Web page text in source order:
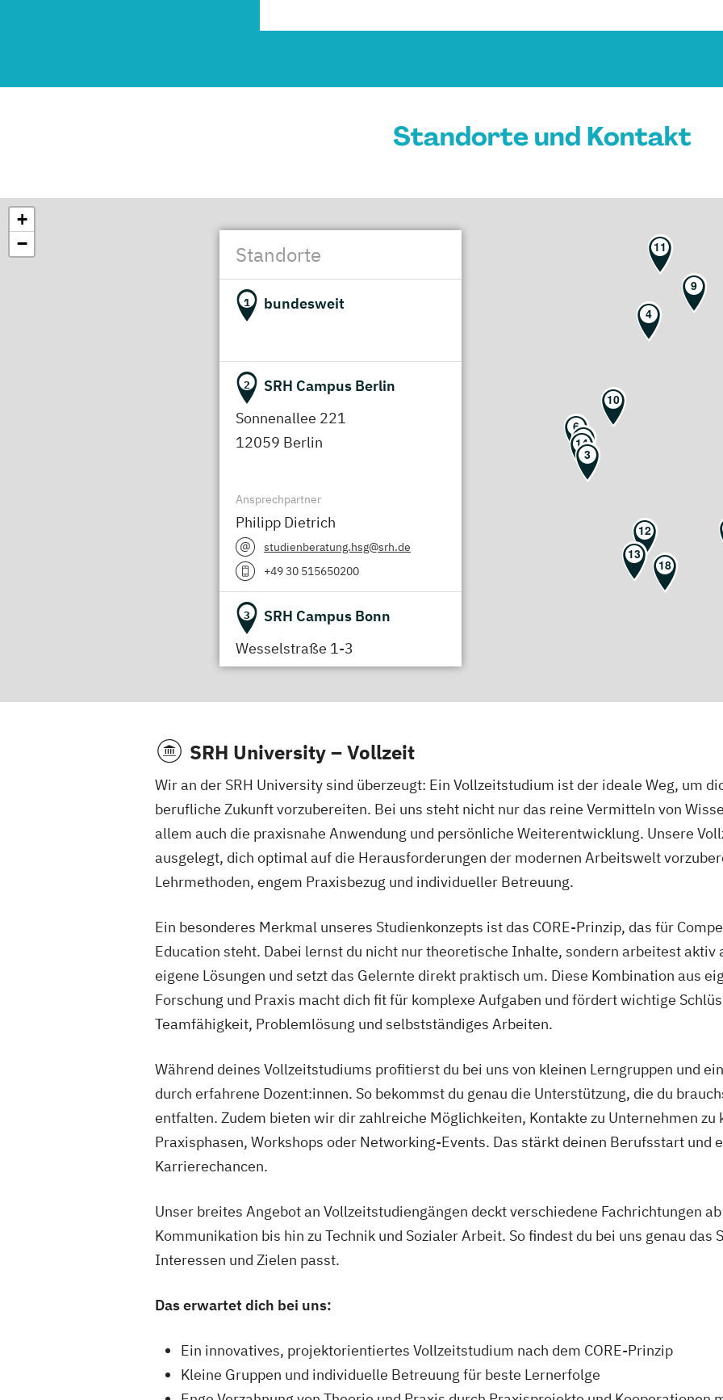
Standorte und Kontakt
Standorte
1 bundesweit
2
SRH Campus Berlin
Sonnenallee 221
12059 Berlin
Ansprechpartner
Philipp Dietrich
studienberatung.hsg@srh.de
+49 30 515650200
3
SRH Campus Bonn
Wesselstraße 1-3
53113 Bonn
4
SRH Campus Bremen
Nordstraße 360
28217 Bremen
5
SRH Campus Dresden
01097 Dresden
6
SRH Campus Düsseldorf
40210 Düsseldorf
SRH Campus Fürth
Merkurstraße 19
8
SRH Campus Gera
Str. des Friedens 122
3
4
6
9
10
11
12
13
14
16
18
+
−
SRH University – Vollzeit
Wir an der SRH University sind überzeugt: Ein Vollzeitstudium ist der ideale Weg, um
berufliche Zukunft vorzubereiten. Bei uns steht nicht nur das reine Vermitteln von
allem auch die praxisnahe Anwendung und persönliche Weiterentwicklung. Unsere
ausgelegt, dich optimal auf die Herausforderungen der modernen Arbeitswelt
Lehrmethoden, engem Praxisbezug und individueller Betreuung.
Ein besonderes Merkmal unseres Studienkonzepts ist das CORE-Prinzip, das für
Education steht. Dabei lernst du nicht nur theoretische Inhalte, sondern arbeitest
eigene Lösungen und setzt das Gelernte direkt praktisch um. Diese Kombination aus
Forschung und Praxis macht dich fit für komplexe Aufgaben und fördert wichtige
Teamfähigkeit, Problemlösung und selbstständiges Arbeiten.
Während deines Vollzeitstudiums profitierst du bei uns von kleinen Lerngruppen und
durch erfahrene Dozent:innen. So bekommst du genau die Unterstützung, die du
entfalten. Zudem bieten wir dir zahlreiche Möglichkeiten, Kontakte zu Unternehmen zu
Praxisphasen, Workshops oder Networking-Events. Das stärkt deinen Berufsstart und
Karrierechancen.
Unser breites Angebot an Vollzeitstudiengängen deckt verschiedene Fachrichtungen
Kommunikation bis hin zu Technik und Sozialer Arbeit. So findest du bei uns genau das
Interessen und Zielen passt.
Das erwartet dich bei uns:
Ein innovatives, projektorientiertes Vollzeitstudium nach dem CORE-Prinzip
Kleine Gruppen und individuelle Betreuung für beste Lernerfolge